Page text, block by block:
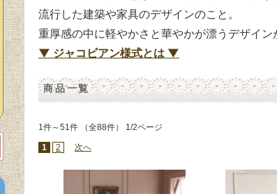
流行した建築や家具のデザインのこと。
重厚感の中に軽やかさと華やかが漂うデザイン
▼ ジャコビアン様式とは ▼
商品一覧
1件～51件 （全88件） 1/2ページ
1 2 次へ